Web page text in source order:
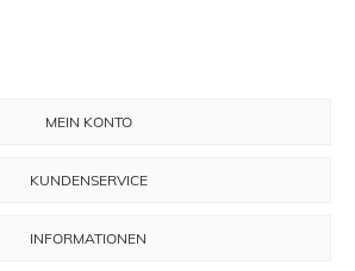
MEIN KONTO
KUNDENSERVICE
INFORMATIONEN